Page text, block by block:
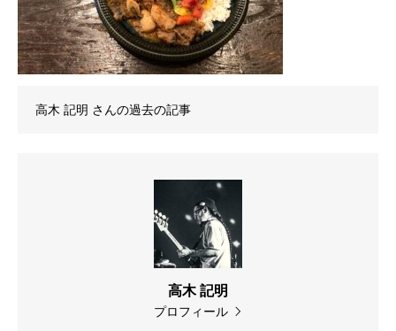
高木 記明 さんの過去の記事
高木 記明
プロフィール